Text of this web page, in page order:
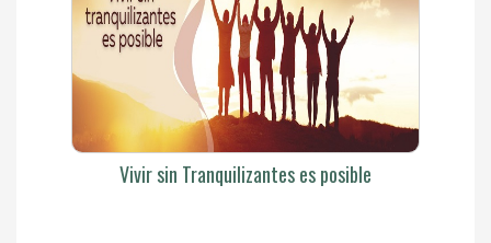
Vivir sin Tranquilizantes es posible